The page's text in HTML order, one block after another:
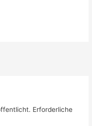
Erforderliche